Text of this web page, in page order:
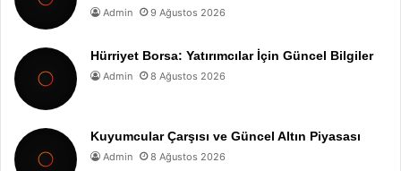
Admin 9 Ağustos 2026
Hürriyet Borsa: Yatırımcılar İçin Güncel Bilgiler
Admin 8 Ağustos 2026
Kuyumcular Çarşısı ve Güncel Altın Piyasası
Admin 8 Ağustos 2026